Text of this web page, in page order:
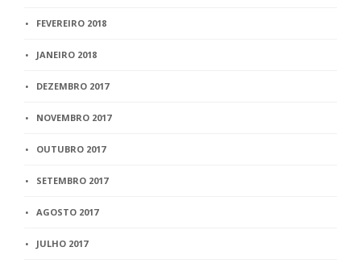
FEVEREIRO 2018
JANEIRO 2018
DEZEMBRO 2017
NOVEMBRO 2017
OUTUBRO 2017
SETEMBRO 2017
AGOSTO 2017
JULHO 2017